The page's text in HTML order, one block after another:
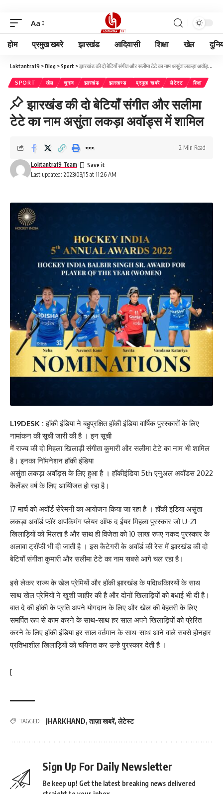
Aa
होम प्रमुख खबरे झारखंड आदिवासी शिक्षा खेल
Loktantra19 >Blog >Sport >झारखंड की दो बेटियाँ संगीत और सलीमा टेटे का नाम असुंता लकड़ा अवॉड्स में शामिल
SPORT खेल चुनाव झारखंड झारखण्ड प्रमुख खबरे लेटेस्ट शिक्षा
झारखंड की दो बेटियाँ संगीत और सलीमा
टेटे का नाम असुंता लकड़ा अवॉड्स में शामिल
Last updated: 2023/03/15 at 11:26 AM
Loktantra19 Team
2 Min Read
L19DESK :हॉकी इंडिया ने बहुप्रक्षित हॉकी इंडिया वार्षिक पुरस्कारों के लिए
नामांकन की सूची जारी की है । इन सूची
में राज्य की दो मिहला खिलाड़ी संगीता कुमारी और सलीमा टेटे का नाम भी शामिल
है। इनका नॉिमनेशन हॉकी इंडिया
असुंता लकड़ा अवॉड्स के लिए हुआ है । हॉकीइंडिया 5th एनुअल अवॉडस 2022
कैलेंडर वर्ष के लिए आयोिजत हो रहा है।
17 मार्च को अवॉर्ड सेरेमनी का आयोजन किया जा रहा है । हॉकी इंडिया असुंता
लकड़ा अवॉर्ड फॉर अपकिमंग प्लेयर ऑफ द ईयर मिहला पुरस्कार जो U-21
खिलाड़ियों को मिलता है और साथ ही विजेता को 10 लाख रुपए नकद पुरस्कार के
अलावा ट्रॉफी भी दी जाती है । इस कैटेगरी के अवॉर्ड की रेस में झारखंड की दो
बेटियाँ संगीता कुमारी और सलीमा टेटे का नाम सबसे आगे चल रहा है।
इसे लेकर राज्य के खेल प्रेमियों और हॉकी झारखंड के पदािधकािरयों के साथ
साथ खेल प्रेमियों ने खुशी जाहीर की है और दोनों खिलाड़ियों को बधाई भी दी है।
बात दे की हॉकी के प्रति अपने योगदान के लिए और खेल की बेहतरी के लिए
समर्पित रूप से काम करने के साथ-साथ हर साल अपने खिलाड़ियों को प्रेरित
करने के लिए हॉकी इंडिया हर साल वर्तमान के साथ-साथ आने वाले सबसे होनहार
प्रतिभाशील खिलाड़ियों को चयिनत कर उन्हे पुरस्कार देती है ।
[
TAGGED: JHARKHAND,ताज़ा खबरें,लेटेस्ट
Sign Up For Daily Newsletter
Be keep up! Get the latest breaking news delivered